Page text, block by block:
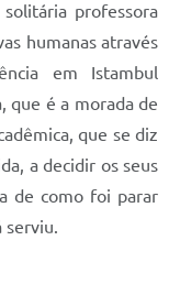
professora
humanas através
em Istambul
que é a morada de
que se diz
a decidir os seus
de como foi parar
serviu.